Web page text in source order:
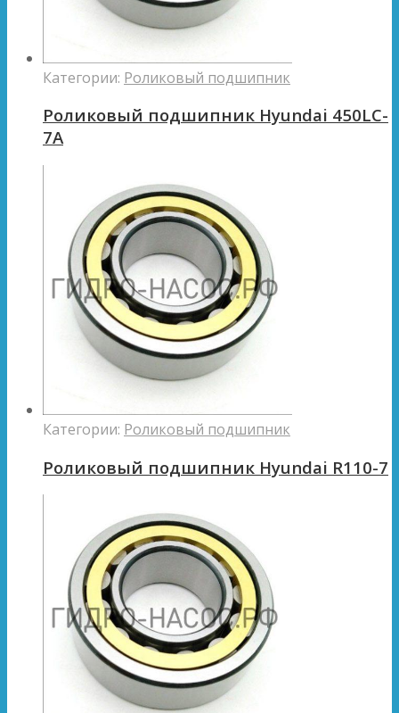
Категории: Роликовый подшипник
Роликовый подшипник Hyundai 450LC-
7A
Категории: Роликовый подшипник
Роликовый подшипник Hyundai R110-7